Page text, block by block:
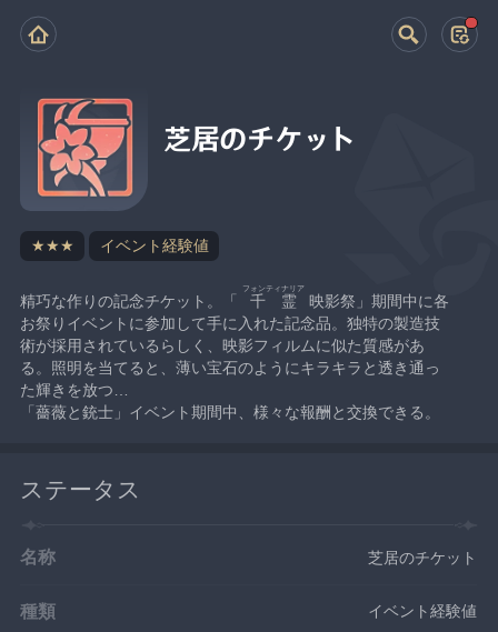
芝居のチケット
★★★ イベント経験値
精巧な作りの記念チケット。「 千霊
フォンティナリア
映影祭」期間中に各
お祭りイベントに参加して手に入れた記念品。独特の製造技
術が採用されているらしく、映影フィルムに似た質感があ
る。照明を当てると、薄い宝石のようにキラキラと透き通っ
た輝きを放つ…
「薔薇と銃士」イベント期間中、様々な報酬と交換できる。
ステータス
名称 芝居のチケット
種類 イベント経験値